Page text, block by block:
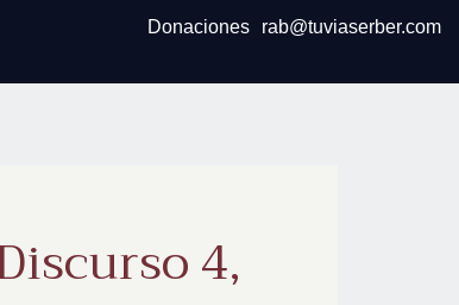
Donaciones rab@tuviaserber.com
4,